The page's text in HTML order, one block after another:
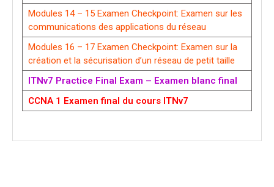
Modules 14 – 15 Examen Checkpoint: Examen sur les
communications des applications du réseau
Modules 16 – 17 Examen Checkpoint: Examen sur la
création et la sécurisation d’un réseau de petit taille
ITNv7 Practice Final Exam – Examen blanc final
CCNA 1 Examen final du cours ITNv7